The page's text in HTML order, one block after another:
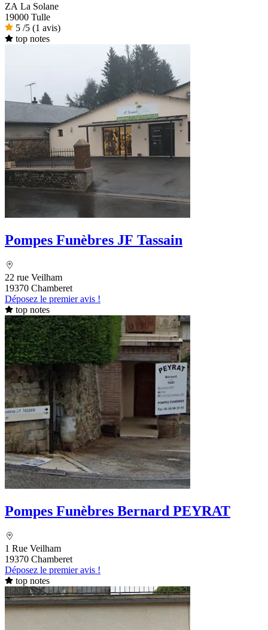
ZA La Solane
19000 Tulle
5 /5 (1 avis)
top notes
Pompes Funèbres JF Tassain
22 rue Veilham
19370 Chamberet
Déposez le premier avis !
top notes
Pompes Funèbres Bernard PEYRAT
1 Rue Veilham
19370 Chamberet
Déposez le premier avis !
top notes